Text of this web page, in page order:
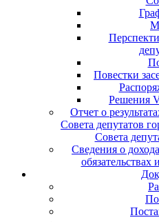
Повестки
Решения
Отчет о
Совета депутатов
Совета
Сведения о
обязательствах